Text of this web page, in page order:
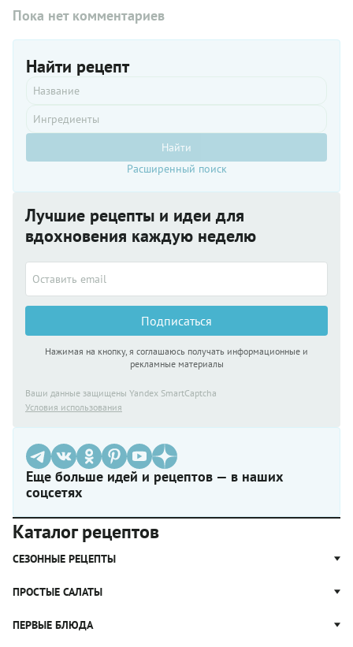
Пока нет комментариев
Найти рецепт
Найти
Расширенный поиск
Лучшие рецепты и идеи для
вдохновения каждую неделю
Подписаться
Нажимая на кнопку, я соглашаюсь получать информационные и
рекламные материалы
Ваши данные защищены Yandex SmartCaptcha
Условия использования
Еще больше идей и рецептов — в наших
соцсетях
Каталог рецептов
СЕЗОННЫЕ РЕЦЕПТЫ
Рецепты из капусты
Рецепты с грибами
ПРОСТЫЕ САЛАТЫ
Простые салаты
ПЕРВЫЕ БЛЮДА